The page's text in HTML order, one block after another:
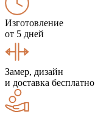
Изготовление
от 5 дней
Замер, дизайн
и доставка бесплатно